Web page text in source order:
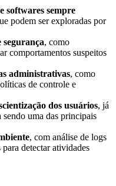
softwares sempre
podem ser exploradas por
segurança, como
comportamentos suspeitos
administrativas, como
de controle e
dos usuários, já
uma das principais
, com análise de logs
detectar atividades